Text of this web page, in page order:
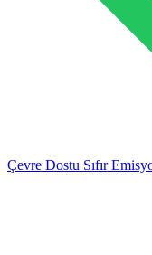
Çevre Dostu Sıfır